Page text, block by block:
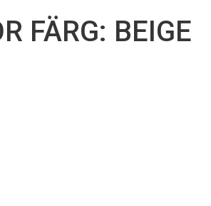
FÄRG: BEIGE